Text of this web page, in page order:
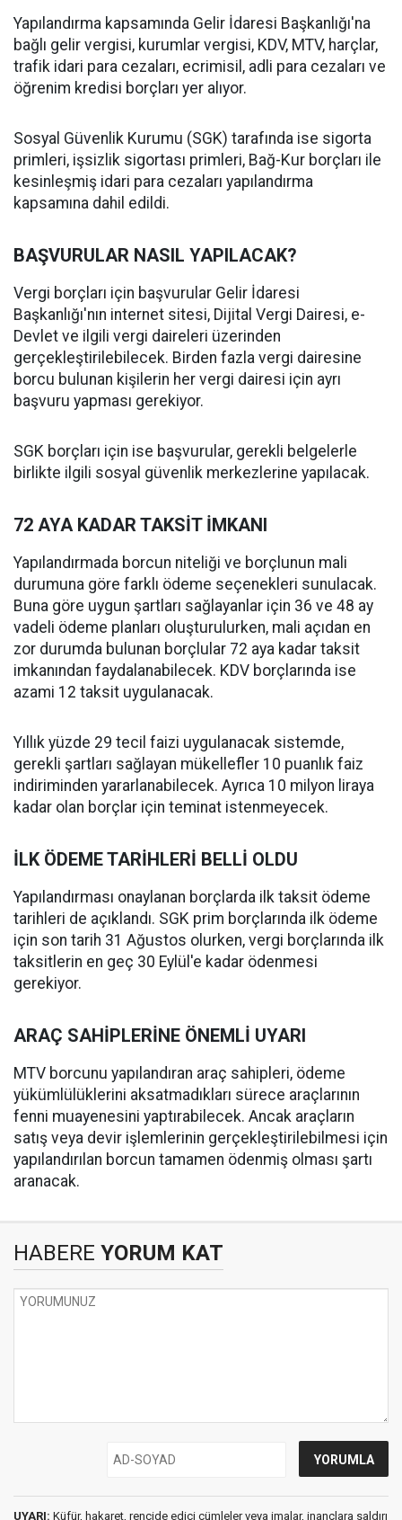
Yapılandırma kapsamında Gelir İdaresi Başkanlığı'na
bağlı gelir vergisi, kurumlar vergisi, KDV, MTV, harçlar,
trafik idari para cezaları, ecrimisil, adli para cezaları ve
öğrenim kredisi borçları yer alıyor.
Sosyal Güvenlik Kurumu (SGK) tarafında ise sigorta
primleri, işsizlik sigortası primleri, Bağ-Kur borçları ile
kesinleşmiş idari para cezaları yapılandırma
kapsamına dahil edildi.
BAŞVURULAR NASIL YAPILACAK?
Vergi borçları için başvurular Gelir İdaresi
Başkanlığı'nın internet sitesi, Dijital Vergi Dairesi, e-
Devlet ve ilgili vergi daireleri üzerinden
gerçekleştirilebilecek. Birden fazla vergi dairesine
borcu bulunan kişilerin her vergi dairesi için ayrı
başvuru yapması gerekiyor.
SGK borçları için ise başvurular, gerekli belgelerle
birlikte ilgili sosyal güvenlik merkezlerine yapılacak.
72 AYA KADAR TAKSİT İMKANI
Yapılandırmada borcun niteliği ve borçlunun mali
durumuna göre farklı ödeme seçenekleri sunulacak.
Buna göre uygun şartları sağlayanlar için 36 ve 48 ay
vadeli ödeme planları oluşturulurken, mali açıdan en
zor durumda bulunan borçlular 72 aya kadar taksit
imkanından faydalanabilecek. KDV borçlarında ise
azami 12 taksit uygulanacak.
Yıllık yüzde 29 tecil faizi uygulanacak sistemde,
gerekli şartları sağlayan mükellefler 10 puanlık faiz
indiriminden yararlanabilecek. Ayrıca 10 milyon liraya
kadar olan borçlar için teminat istenmeyecek.
İLK ÖDEME TARİHLERİ BELLİ OLDU
Yapılandırması onaylanan borçlarda ilk taksit ödeme
tarihleri de açıklandı. SGK prim borçlarında ilk ödeme
için son tarih 31 Ağustos olurken, vergi borçlarında ilk
taksitlerin en geç 30 Eylül'e kadar ödenmesi
gerekiyor.
ARAÇ SAHİPLERİNE ÖNEMLİ UYARI
MTV borcunu yapılandıran araç sahipleri, ödeme
yükümlülüklerini aksatmadıkları sürece araçlarının
fenni muayenesini yaptırabilecek. Ancak araçların
satış veya devir işlemlerinin gerçekleştirilebilmesi için
yapılandırılan borcun tamamen ödenmiş olması şartı
aranacak.
HABERE YORUM KAT
UYARI: Küfür, hakaret, rencide edici cümleler veya imalar, inançlara saldırı